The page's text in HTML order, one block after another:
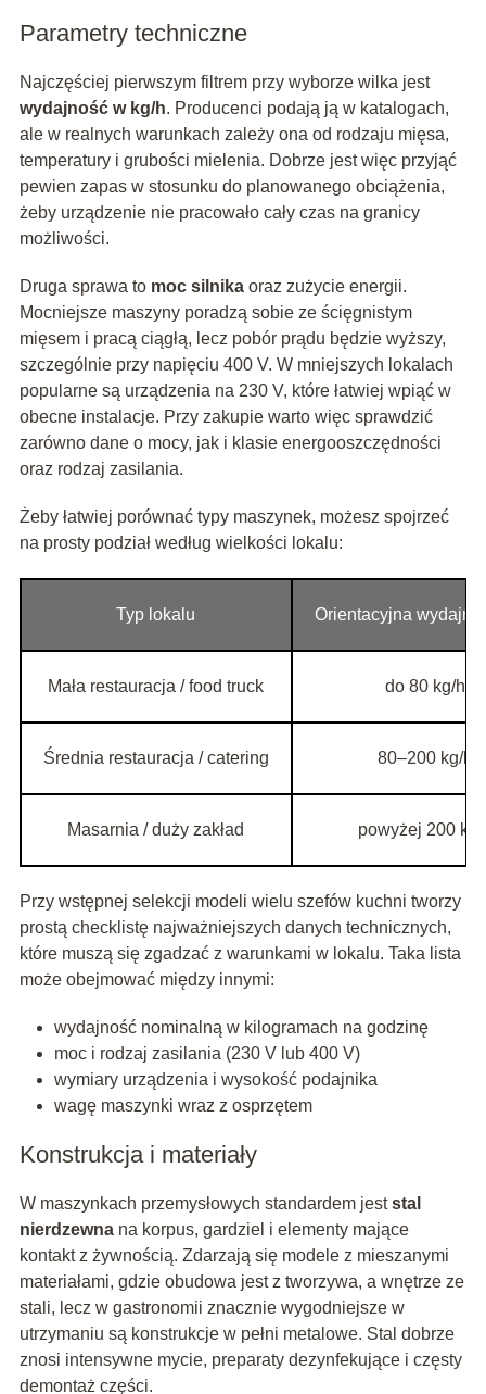
Parametry techniczne
Najczęściej pierwszym filtrem przy wyborze wilka jest
wydajność w kg/h. Producenci podają ją w katalogach,
ale w realnych warunkach zależy ona od rodzaju mięsa,
temperatury i grubości mielenia. Dobrze jest więc przyjąć
pewien zapas w stosunku do planowanego obciążenia,
żeby urządzenie nie pracowało cały czas na granicy
możliwości.
Druga sprawa to moc silnikaoraz zużycie energii.
Mocniejsze maszyny poradzą sobie ze ścięgnistym
mięsem i pracą ciągłą, lecz pobór prądu będzie wyższy,
szczególnie przy napięciu 400 V. W mniejszych lokalach
popularne są urządzenia na 230 V, które łatwiej wpiąć w
obecne instalacje. Przy zakupie warto więc sprawdzić
zarówno dane o mocy, jak i klasie energooszczędności
oraz rodzaj zasilania.
Żeby łatwiej porównać typy maszynek, możesz spojrzeć
na prosty podział według wielkości lokalu:
Typ lokalu Orientacyjna
Mała restauracja / food truck do 80 kg/h
Średnia restauracja / catering 80–200 kg/h
Masarnia / duży zakład powyżej 200 kg/
Przy wstępnej selekcji modeli wielu szefów kuchni tworzy
prostą checklistę najważniejszych danych technicznych,
które muszą się zgadzać z warunkami w lokalu. Taka lista
może obejmować między innymi:
wydajność nominalną w kilogramach na godzinę
moc i rodzaj zasilania (230 V lub 400 V)
wymiary urządzenia i wysokość podajnika
wagę maszynki wraz z osprzętem
Konstrukcja i materiały
W maszynkach przemysłowych standardem jeststal
nierdzewnana korpus, gardziel i elementy mające
kontakt z żywnością. Zdarzają się modele z mieszanymi
materiałami, gdzie obudowa jest z tworzywa, a wnętrze ze
stali, lecz w gastronomii znacznie wygodniejsze w
utrzymaniu są konstrukcje w pełni metalowe. Stal dobrze
znosi intensywne mycie, preparaty dezynfekujące i częsty
demontaż części.